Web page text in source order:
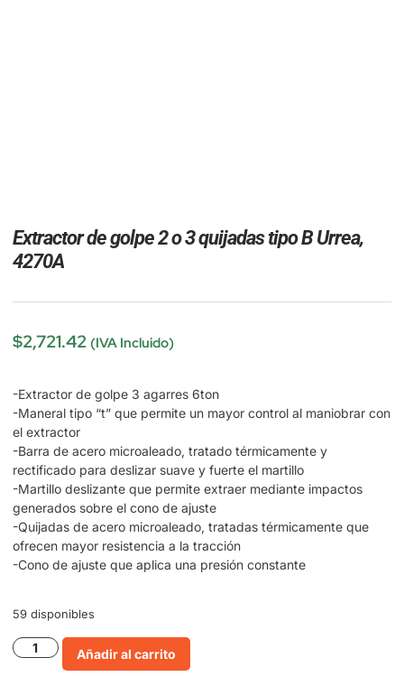
Extractor de golpe 2 o 3 quijadas tipo B Urrea,
4270A
$2,721.42 (IVA Incluido)
-Extractor de golpe 3 agarres 6ton
-Maneral tipo “t” que permite un mayor control al maniobrar con
el extractor
-Barra de acero microaleado, tratado térmicamente y
rectificado para deslizar suave y fuerte el martillo
-Martillo deslizante que permite extraer mediante impactos
generados sobre el cono de ajuste
-Quijadas de acero microaleado, tratadas térmicamente que
ofrecen mayor resistencia a la tracción
-Cono de ajuste que aplica una presión constante
59 disponibles
Añadir al carrito